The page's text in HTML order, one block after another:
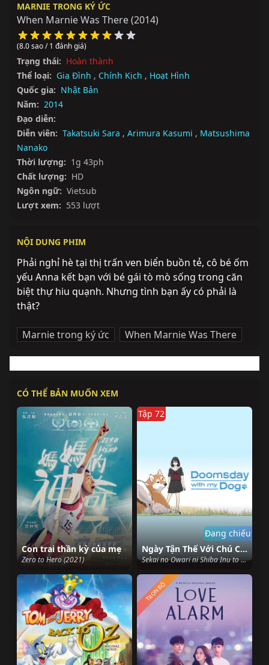
MARNIE TRONG KÝ ỨC
When Marnie Was There(2014)
(8.0 sao / 1 đánh giá)
Trạng thái: Hoàn thành
Thể loại: Gia Đình , Chính Kịch , Hoạt Hình
Quốc gia: Nhật Bản
Năm: 2014
Đạo diễn:
Diễn viên: Takatsuki Sara , Arimura Kasumi , Matsushima
Nanako
Thời lượng: 1g 43ph
Chất lượng: HD
Ngôn ngữ: Vietsub
Lượt xem: 553 lượt
NỘI DUNG PHIM
Phải nghỉ hè tại thị trấn ven biển buồn tẻ, cô bé ốm
yếu Anna kết bạn với bé gái tò mò sống trong căn
biệt thự hiu quạnh. Nhưng tình bạn ấy có phải là
thật?
Marnie trong ký ức , When Marnie Was There
CÓ THỂ BẢN MUỐN XEM
Con trai thần kỳ của mẹ
Zero to Hero (2021)
Ngày Tận Thế Với Chú Chó Shiba Của Tôi
Sekai no Owari ni Shiba Inu to (2022)
Tập 72
Đang chiếu
TRỌN BỘ